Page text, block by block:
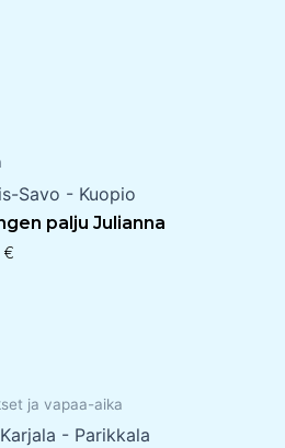
Savo - Kuopio
palju Julianna
€
ja vapaa-aika
- Parikkala